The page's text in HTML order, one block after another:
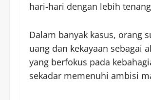
hari-hari dengan lebih
Dalam banyak kasus, orang
uang dan kekayaan sebagai
yang berfokus pada
sekadar memenuhi ambisi